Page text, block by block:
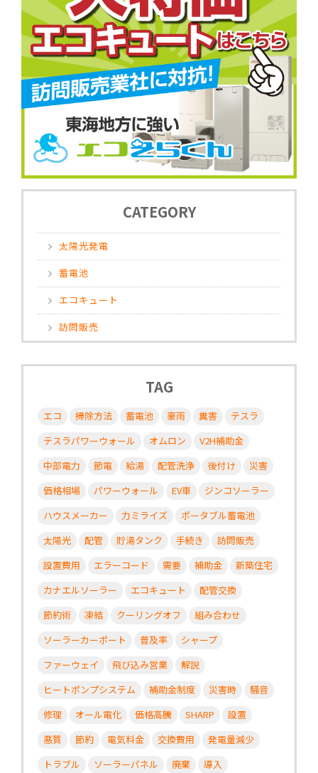
CATEGORY
太陽光発電
蓄電池
エコキュート
訪問販売
TAG
エコ 掃除方法 蓄電池 豪雨 糞害
テスラ
テスラパワーウォール
オムロン
V2H補助金
中部電力
節電 給湯 配管洗浄 後付け
災害
価格相場
パワーウォール EV車
ジンコソーラー
ハウスメーカー
力ミライズ
ポータブル蓄電池
太陽光
配管 貯湯タンク 手続き
訪問販売
設置費用
エラーコード 需要 補助金
新築住宅
カナエルソーラー
エコキュート
配管交換
節約術
凍結 クーリングオフ
組み合わせ
ソーラーカーポート
普及率
シャープ
ファーウェイ
飛び込み営業
解説
ヒートポンプシステム
補助金制度 災害時
騒音
修理
オール電化 価格高騰 SHARP
設置
悪質
節約 電気料金 交換費用
発電量減少
トラブル
ソーラーパネル 廃棄
導入